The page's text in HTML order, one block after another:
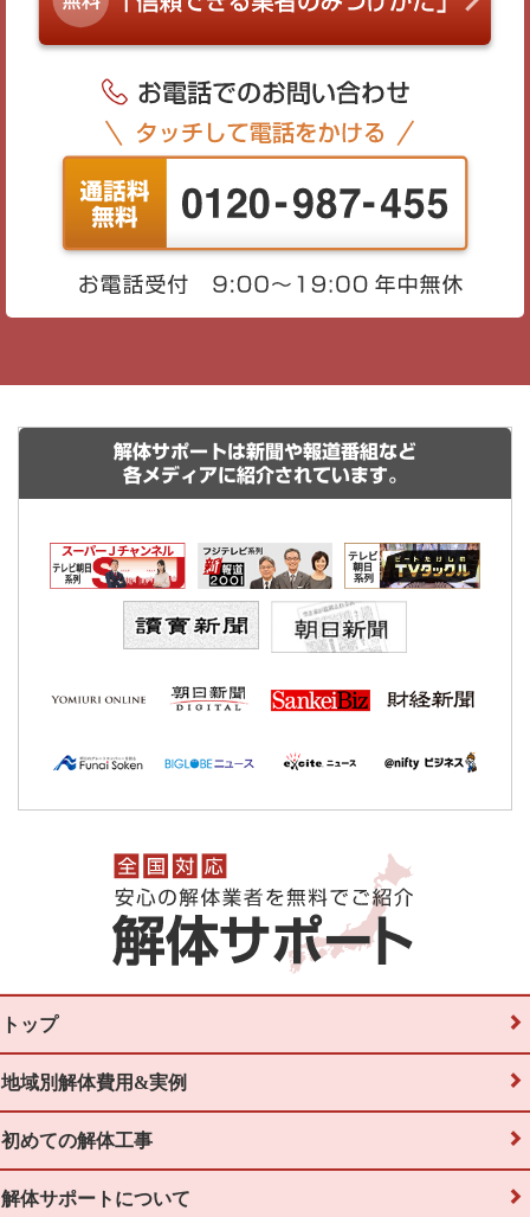
解体サポートは新聞や報道番組など
各メディアに紹介されています。
トップ
地域別解体費用&実例
初めての解体工事
解体サポートについて